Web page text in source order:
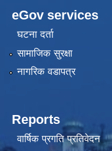
eGov services
घटना दर्ता
सामाजिक सुरक्षा
नागरिक वडापत्र
Reports
वार्षिक प्रगति प्रतिवेदन